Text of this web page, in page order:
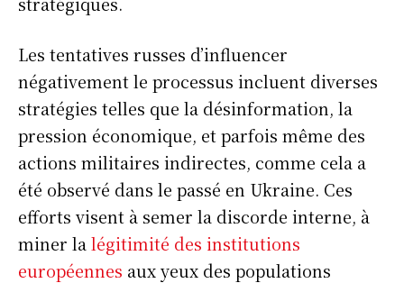
Les tentatives russes d’influencer
négativement le processus incluent diverses
stratégies telles que la désinformation, la
pression économique, et parfois même des
actions militaires indirectes, comme cela a
été observé dans le passé en Ukraine. Ces
efforts visent à semer la discorde interne, à
miner la légitimité des institutions
européennes aux yeux des populations